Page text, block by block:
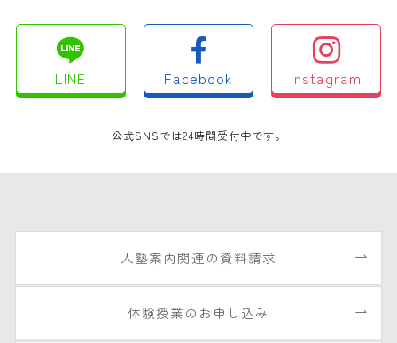
LINE Facebook Instagram
公式SNSでは24時間受付中です。
入塾案内関連の資料請求
体験授業のお申し込み